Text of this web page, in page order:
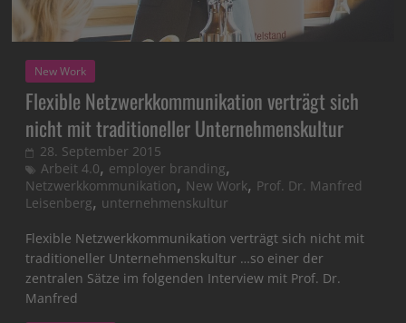
New Work
Flexible Netzwerkkommunikation verträgt sich
nicht mit traditioneller Unternehmenskultur
28. September 2015
Arbeit 4.0, employer branding,
Netzwerkkommunikation, New Work, Prof. Dr. Manfred
Leisenberg, unternehmenskultur
Flexible Netzwerkkommunikation verträgt sich nicht mit
traditioneller Unternehmenskultur …so einer der
zentralen Sätze im folgenden Interview mit Prof. Dr.
Manfred